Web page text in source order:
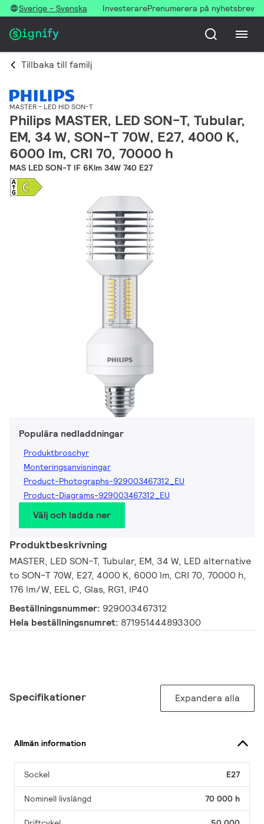
Sverige - Svenska InvesterarePrenumerera på nyhetsbrev
Tillbaka till familj
MASTER - LED HID SON-T
Philips MASTER, LED SON-T, Tubular,
EM, 34 W, SON-T 70W, E27, 4000 K,
6000 lm, CRI 70, 70000 h
MAS LED SON-T IF 6Klm 34W 740 E27
Populära nedladdningar
Produktbroschyr
Monteringsanvisningar
Product-Photographs-929003467312_EU
Product-Diagrams-929003467312_EU
Välj och ladda ner
Produktbeskrivning
MASTER, LED SON-T, Tubular, EM, 34 W, LED alternative
to SON-T 70W, E27, 4000 K, 6000 lm, CRI 70, 70000 h,
176 lm/W, EEL C, Glas, RG1, IP40
Beställningsnummer: 929003467312
Hela beställningsnumret: 871951444893300
Specifikationer Expandera alla
Allmän information
Sockel E27
Nominell livslängd 70 000 h